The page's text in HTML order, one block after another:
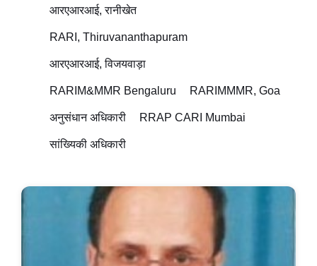
आरएआरआई, रानीखेत
RARI, Thiruvananthapuram
आरएआरआई, विजयवाड़ा
RARIM&MMR Bengaluru RARIMMMR, Goa
अनुसंधान अधिकारी RRAP CARI Mumbai
सांख्यिकी अधिकारी